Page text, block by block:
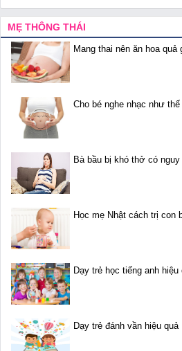
MẸ THÔNG THÁI
Mang thai nên ăn hoa quả
Cho bé nghe nhạc như
Bà bầu bị khó thở có
Học mẹ Nhật cách trị con
Dạy trẻ học tiếng anh hiệu
Dạy trẻ đánh vần hiệu quả